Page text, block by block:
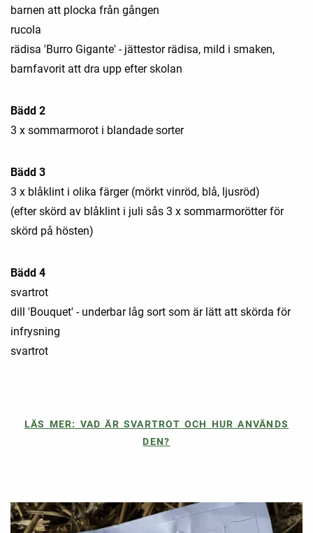
barnen att plocka från gången
rucola
rädisa 'Burro Gigante' - jättestor rädisa, mild i smaken,
barnfavorit att dra upp efter skolan
Bädd 2
3 x sommarmorot i blandade sorter
Bädd 3
3 x blåklint i olika färger (mörkt vinröd, blå, ljusröd)
(efter skörd av blåklint i juli sås 3 x sommarmorötter för
skörd på hösten)
Bädd 4
svartrot
dill 'Bouquet' - underbar låg sort som är lätt att skörda för
infrysning
svartrot
LÄS MER: VAD ÄR SVARTROT OCH HUR ANVÄNDS
DEN?